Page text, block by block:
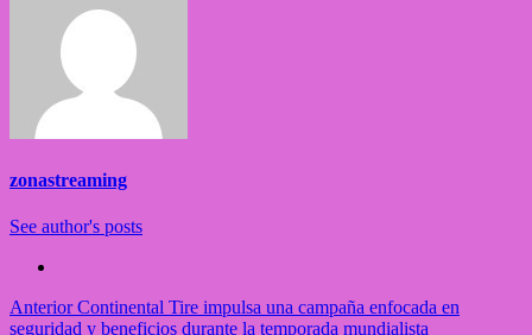
zonastreaming
See author's posts
AnteriorContinental Tire impulsa una campaña enfocada en
seguridad y beneficios durante la temporada mundialista